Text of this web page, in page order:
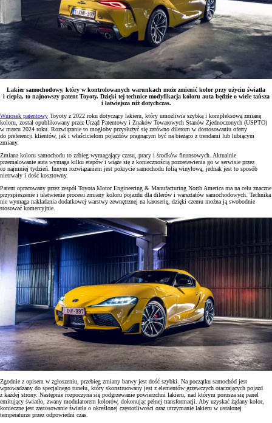
Lakier samochodowy, który w kontrolowanych warunkach może zmienić kolor przy użyciu światła
i ciepła, to najnowszy patent Toyoty. Dzięki tej technice modyfikacja koloru auta będzie o wiele tańsza
i łatwiejsza niż dotychczas.
Wniosek patentowy Toyoty z 2022 roku dotyczący lakieru, który umożliwia szybką i kompleksową zmianę
koloru, został opublikowany przez Urząd Patentowy i Znaków Towarowych Stanów Zjednoczonych (USPTO)
w marcu 2024 roku. Rozwiązanie to mogłoby przysłużyć się zarówno dilerom w dostosowaniu oferty
do preferencji klientów, jak i właścicielom pojazdów pragnącym być na bieżąco z trendami lub lubiącym
zmiany.
Zmiana koloru samochodu to zabieg wymagający czasu, pracy i środków finansowych. Aktualnie
przemalowanie auta wymaga kilku etapów i wiąże się z koniecznością pozostawienia go w serwisie przez
co najmniej tydzień. Innym rozwiązaniem jest pokrycie samochodu folią winylową, jednak jest to sposób
nietrwały i dość kosztowny.
Patent opracowany przez zespół Toyota Motor Engineering & Manufacturing North America ma na celu znaczne
przyspieszenie i ułatwienie procesu zmiany koloru pojazdu dla dilerów i warsztatów samochodowych. Technika
nie wymaga nakładania dodatkowej warstwy zewnętrznej na karoserię, dzięki czemu można ją swobodnie
stosować komercyjnie.
Zgodnie z opisem w zgłoszeniu, przebieg zmiany barwy jest dość szybki. Na początku samochód jest
wprowadzany do specjalnego tunelu, który skonstruowany jest z elementów grzewczych otaczających pojazd
z każdej strony. Następnie rozpoczyna się podgrzewanie powierzchni lakieru, nad którym porusza się panel
emitujący światło, zwany modulatorem kolorów, dokonując pełnej transformacji. Aby uzyskać żądany kolor,
konieczne jest zastosowanie światła o określonej częstotliwości oraz utrzymanie lakieru w ustalonej
temperaturze przez odpowiedni czas.